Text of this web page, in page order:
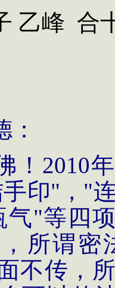
乙峰 合
！ 2010
印"，"
气"等四
所谓密
不传，